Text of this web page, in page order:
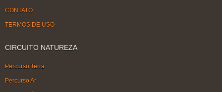
CONTATO
TERMOS DE USO
CIRCUITO NATUREZA
Percurso Terra
Percurso Ar